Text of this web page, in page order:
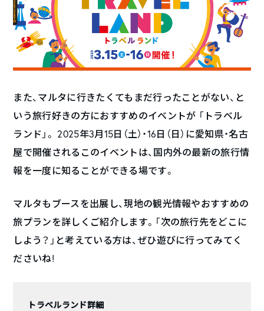
また、マルタに行きたくてもまだ行ったことがない、と
いう旅行好きの方におすすめのイベントが 「トラベル
ランド」。 2025年3月15日（土）・16日（日）に愛知県・名古
屋で開催されるこのイベントは、国内外の最新の旅行情
報を一度に知ることができる場です。
マルタもブースを出展し、現地の観光情報やおすすめの
旅プランを詳しくご紹介します。「次の旅行先をどこに
しよう？」と考えている方は、ぜひ遊びに行ってみてく
ださいね!
トラベルランド詳細